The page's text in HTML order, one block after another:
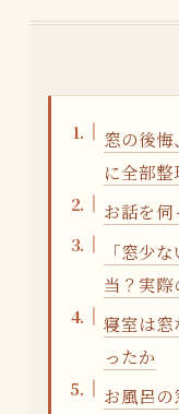
窓の後
に全部
お話を
「窓少
当？実
寝室は窓
ったか
お風呂